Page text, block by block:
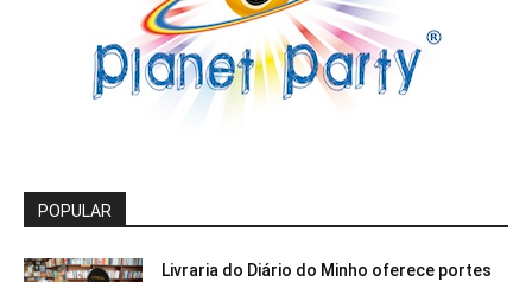
POPULAR
Livraria do Diário do Minho oferece portes